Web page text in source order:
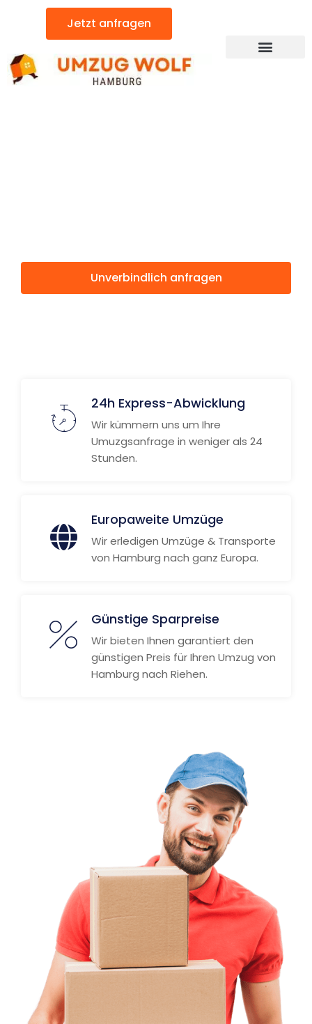
Jetzt anfragen
Unverbindlich anfragen
24h Express-Abwicklung
Wir kümmern uns um Ihre
Umuzgsanfrage in weniger als 24
Stunden.
Europaweite Umzüge
Wir erledigen Umzüge & Transporte
von Hamburg nach ganz Europa.
Günstige Sparpreise
Wir bieten Ihnen garantiert den
günstigen Preis für Ihren Umzug von
Hamburg nach Riehen.